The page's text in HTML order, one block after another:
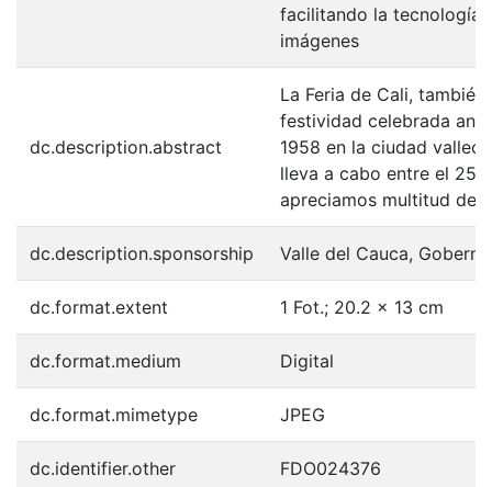
facilitando la tecnología
imágenes
dc.description.abstract
La Feria de Cali,
festividad celebrada
1958​ en la ciudad
lleva a cabo entre el 25
apreciamos multitud de
dc.description.sponsorship Valle del Cauca,
dc.format.extent 1 Fot.; 20.2 x 13 cm
dc.format.medium Digital
dc.format.mimetype JPEG
dc.identifier.other FDO024376